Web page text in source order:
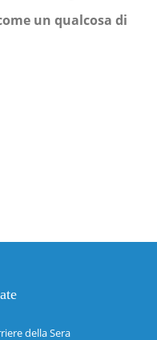
un qualcosa di
della Sera